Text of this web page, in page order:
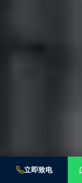
立即致电